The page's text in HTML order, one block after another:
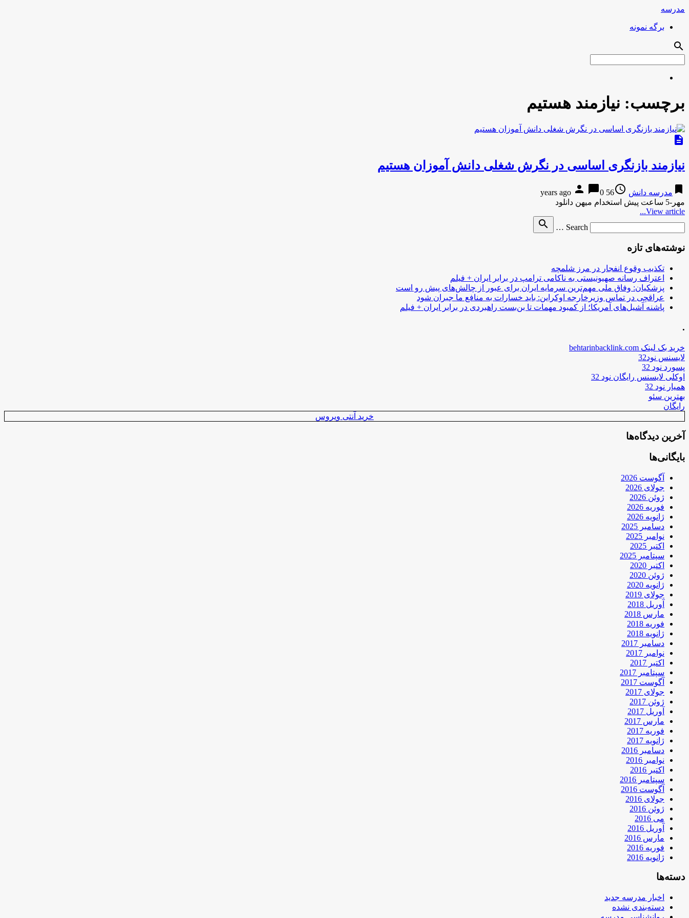
مدرسه
برگه نمونه
search
برچسب: نیازمند هستیم
description
نیازمند بازنگری اساسی در نگرش شغلی دانش آموزان هستیم
bookmark مدرسه دانش access_time
56 years ago
person chat_bubble0
مهر-5 ساعت پیش استخدام میهن دانلود
View article...
Search …
search
نوشته‌های تازه
تکذیب وقوع انفجار در مرز شلمچه
اعتراف رسانه صهیونیستی به ناکامی ترامپ در برابر ایران + فیلم
پزشکیان: وفاق ملی مهم‌ترین سرمایه ایران برای عبور از چالش‌های پیش رو است
عراقچی در تماس وزیرخارجه اوکراین: باید خسارات به منافع ما جبران شود
پاشنه آشیل‌های آمریکا؛ از کمبود مهمات تا بن‌بست راهبردی در برابر ایران + فیلم
.
خرید بک لینک behtarinbacklink.com
لایسنس نود32
پسورد نود 32
اوکلی لایسنس رایگان نود 32
همیار نود 32
بهترین سئو
رایگان
خرید آنتی ویروس
آخرین دیدگاه‌ها
بایگانی‌ها
آگوست 2026
جولای 2026
ژوئن 2026
فوریه 2026
ژانویه 2026
دسامبر 2025
نوامبر 2025
اکتبر 2025
سپتامبر 2025
اکتبر 2020
ژوئن 2020
ژانویه 2020
جولای 2019
آوریل 2018
مارس 2018
فوریه 2018
ژانویه 2018
دسامبر 2017
نوامبر 2017
اکتبر 2017
سپتامبر 2017
آگوست 2017
جولای 2017
ژوئن 2017
آوریل 2017
مارس 2017
فوریه 2017
ژانویه 2017
دسامبر 2016
نوامبر 2016
اکتبر 2016
سپتامبر 2016
آگوست 2016
جولای 2016
ژوئن 2016
می 2016
آوریل 2016
مارس 2016
فوریه 2016
ژانویه 2016
دسته‌ها
اخبار مدرسه جدید
دسته‌بندی نشده